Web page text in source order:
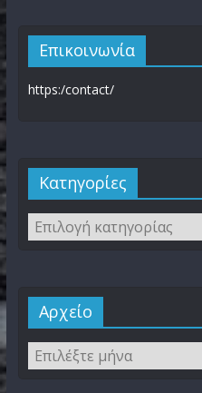
Επικοινωνία
https:/contact/
Kατηγορίες
Αρχείο